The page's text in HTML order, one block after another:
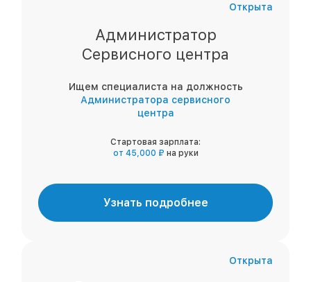
Открыта
Администратор
Сервисного центра
Ищем специалиста на должность
Администратора сервисного
центра
Стартовая зарплата:
от 45,000 ₽ на руки
Узнать подробнее
Открыта